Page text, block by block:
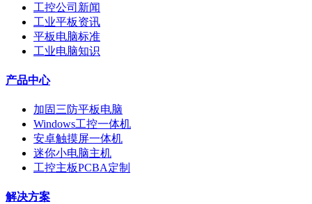
工控公司新闻
工业平板资讯
平板电脑标准
工业电脑知识
产品中心
加固三防平板电脑
Windows工控一体机
安卓触摸屏一体机
迷你小电脑主机
工控主板PCBA定制
解决方案